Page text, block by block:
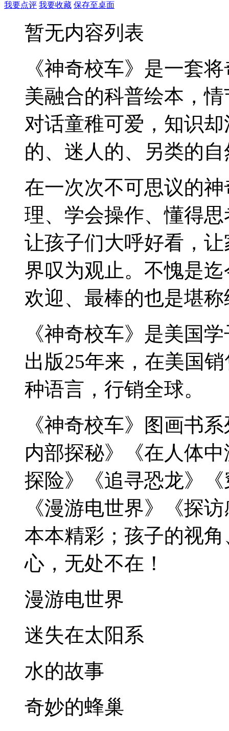
我要点评 我要收藏 保存至桌面
暂无内容列表
《神奇校车》是一套
美融合的科普绘本，
对话童稚可爱，知识
的、迷人的、另类的
在一次次不可思议的
理、学会操作、懂得
让孩子们大呼好看，
界叹为观止。不愧是
欢迎、最棒的也是堪
《神奇校车》是美国
出版25年来，在美国
种语言，行销全球。
《神奇校车》图画书
内部探秘》《在人体
探险》《追寻恐龙》
《漫游电世界》《探
本本精彩；孩子的视
心，无处不在！
漫游电世界
迷失在太阳系
水的故事
奇妙的蜂巢